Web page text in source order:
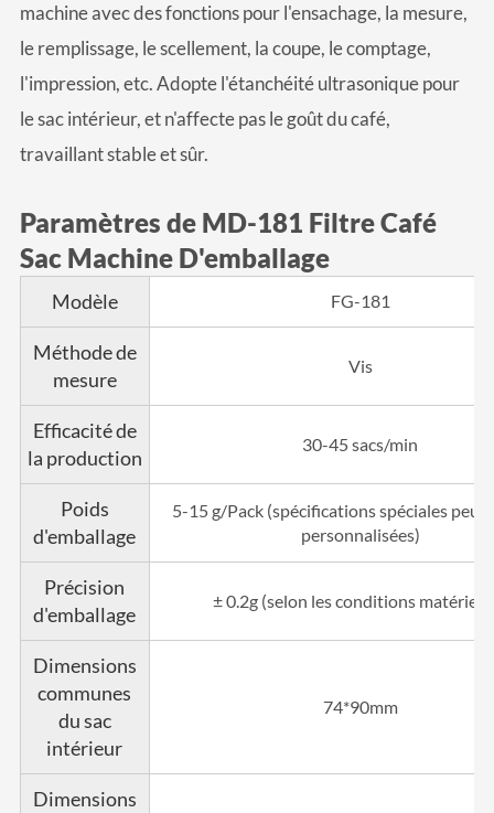
machine avec des fonctions pour l'ensachage, la mesure,
le remplissage, le scellement, la coupe, le comptage,
l'impression, etc. Adopte l'étanchéité ultrasonique pour
le sac intérieur, et n'affecte pas le goût du café,
travaillant stable et sûr.
Paramètres de MD-181 Filtre Café
Sac Machine D'emballage
Modèle FG-181
Méthode de
mesure
Vis
Efficacité de
la production
30-45 sacs/min
Poids
d'emballage
5-15 g/Pack (spécifications spéciales
personnalisées)
Précision
d'emballage
± 0.2g (selon les conditions
Dimensions
communes
du sac
intérieur
74*90mm
Dimensions